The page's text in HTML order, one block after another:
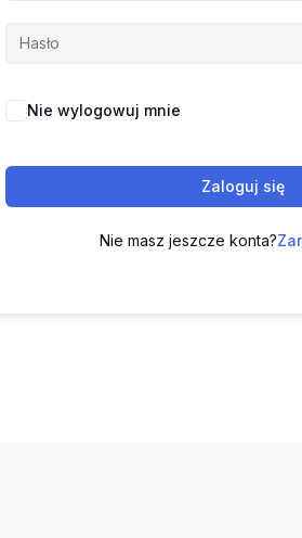
Nie wylogowuj mnie
Zaloguj się
Nie masz jeszcze konta?